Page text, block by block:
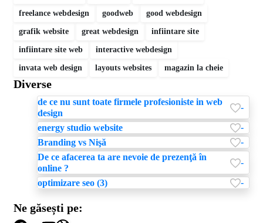
freelance webdesign goodweb good webdesign
grafik website great webdesign infiintare site
infiintare site web interactive webdesign
invata web design layouts websites magazin la cheie
Diverse
de ce nu sunt toate firmele profesioniste in web
design
-
energy studio website
-
Branding vs Nişă
-
De ce afacerea ta are nevoie de prezenţă în
online ?
-
optimizare seo (3) -
Ne găsești pe: